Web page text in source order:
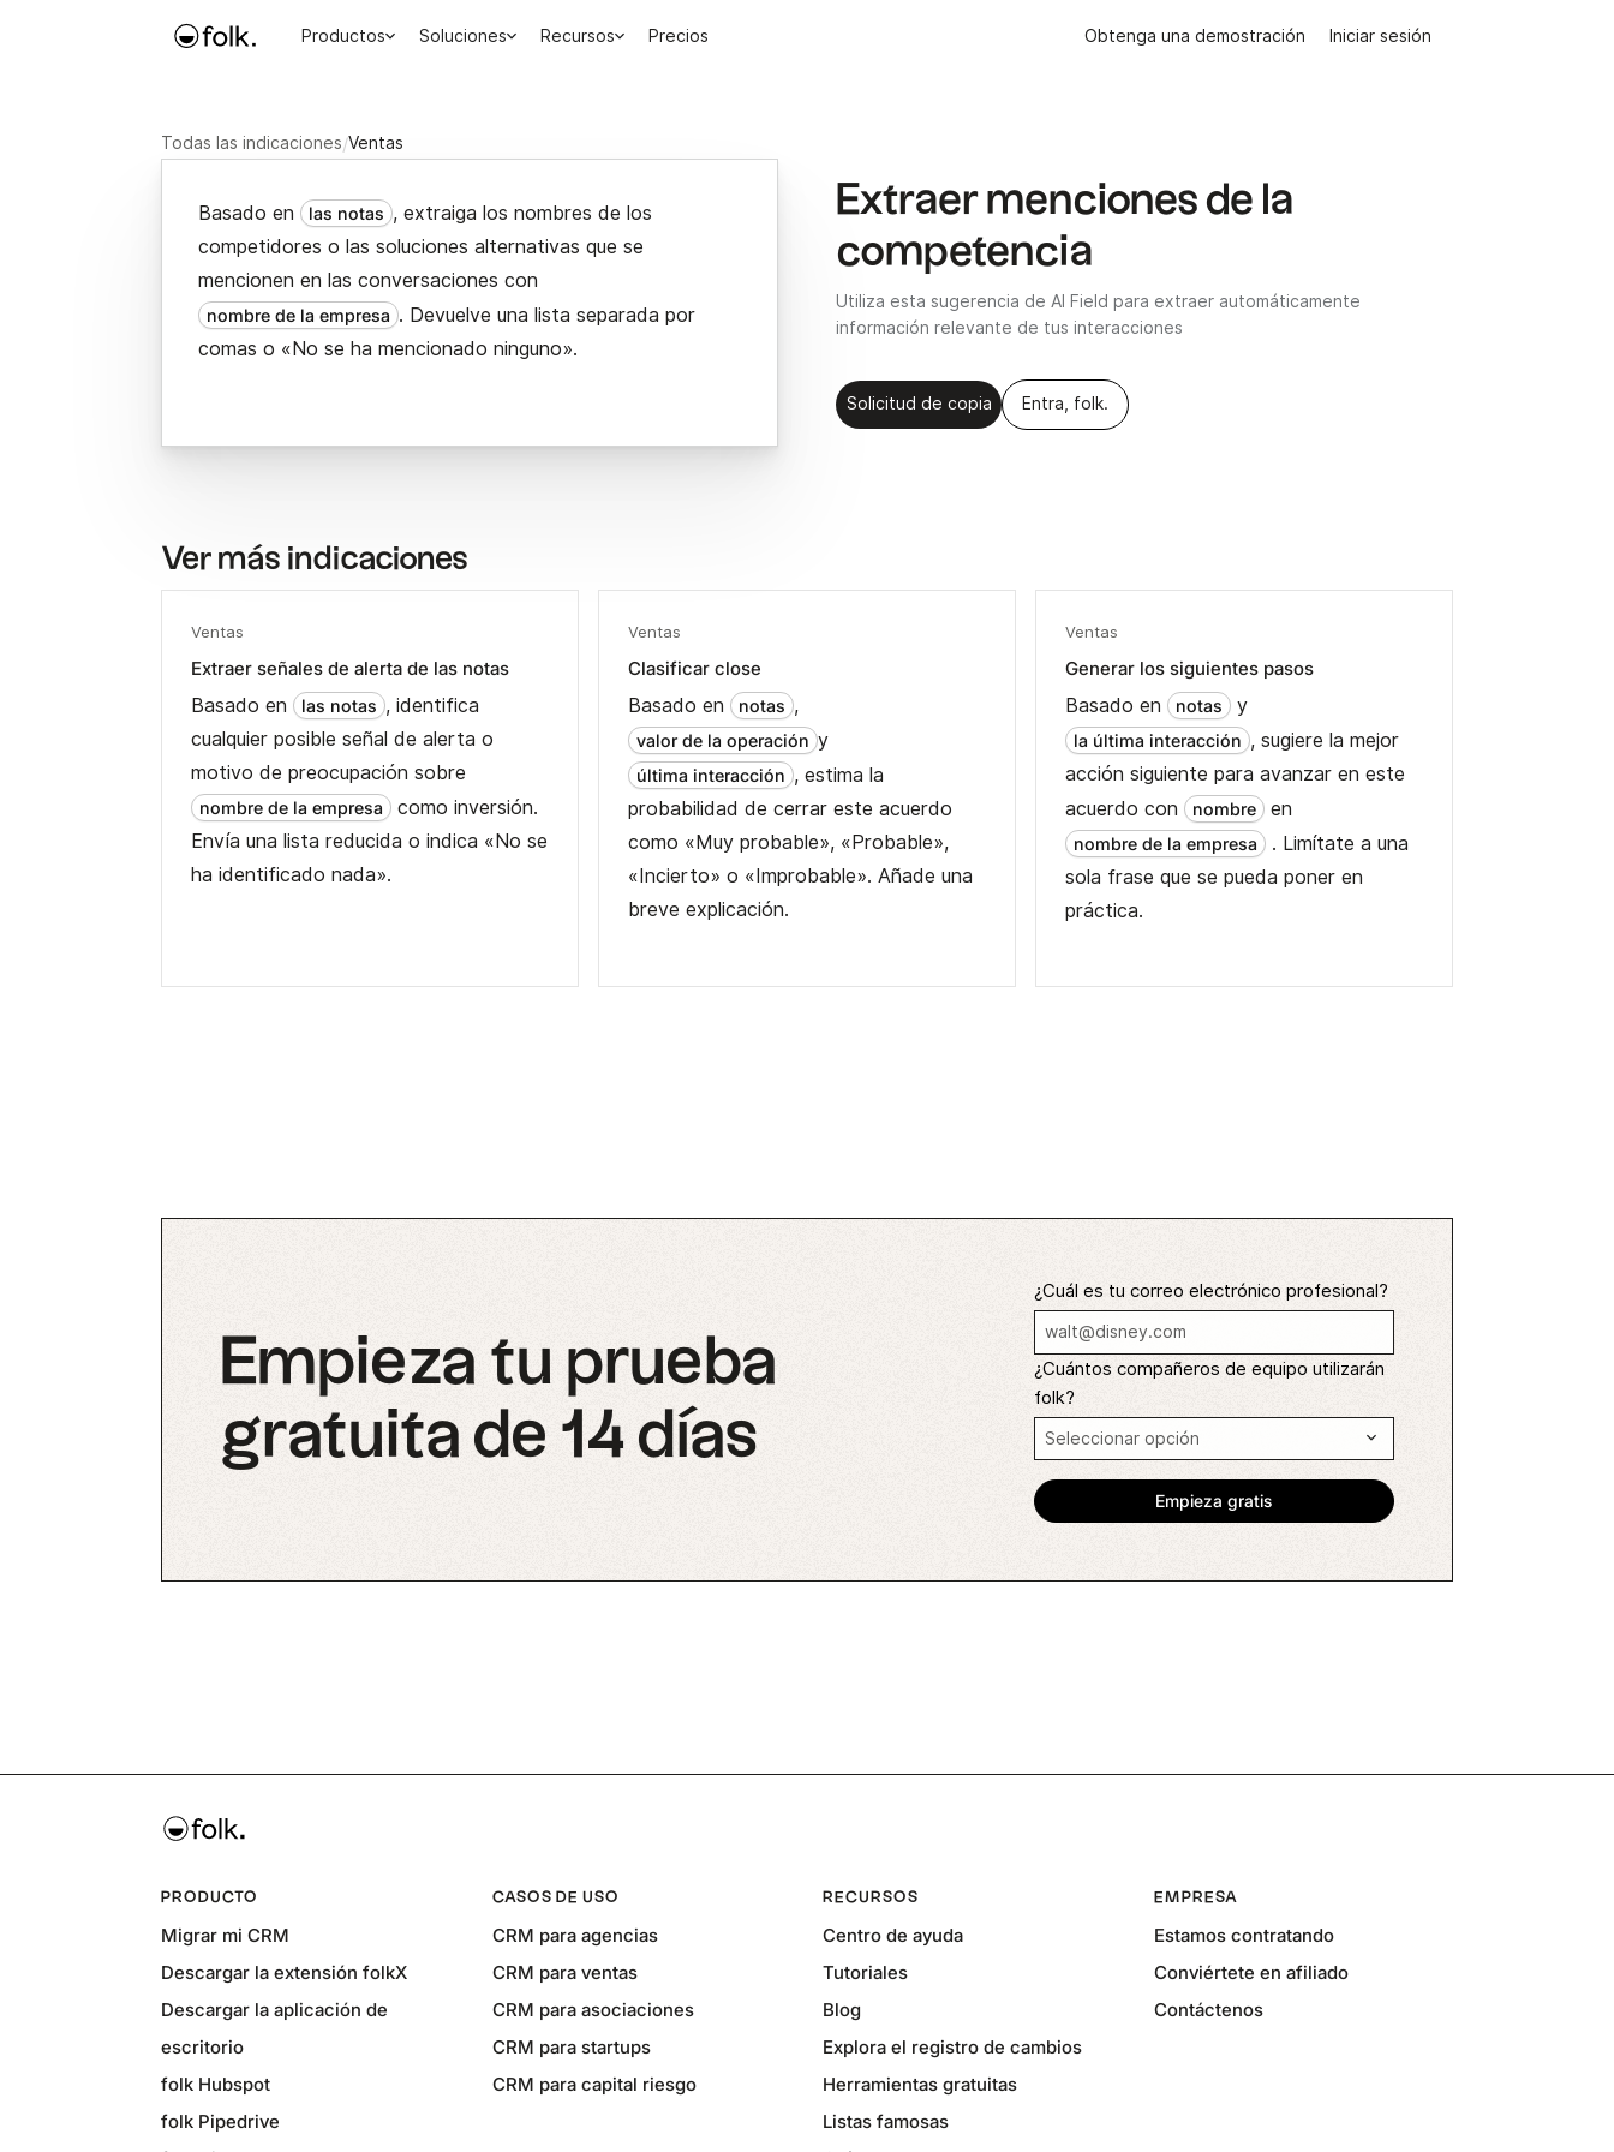
Productos Soluciones Recursos Precios Obtenga una demostración Iniciar sesión
Todas las indicaciones/Ventas
Basado en las notas , extraiga los nombres de los
competidores o las soluciones alternativas que se
mencionen en las conversaciones con
nombre de la empresa . Devuelve una lista separada por
comas o «No se ha mencionado ninguno».
Extraer menciones de la
competencia
Utiliza esta sugerencia de AI Field para extraer automáticamente
información relevante de tus interacciones
Solicitud de copia Entra, folk.
Ver más indicaciones
Ventas
Extraer señales de alerta de las notas
Basado en las notas , identifica
cualquier posible señal de alerta o
motivo de preocupación sobre
nombre de la empresa
como inversión.
Envía una lista reducida o indica «No se
ha identificado nada».
Ventas
Clasificar close
Basado en notas ,
valor de la operación y
última interacción , estima la
probabilidad de cerrar este acuerdo
como «Muy probable», «Probable»,
«Incierto» o «Improbable». Añade una
breve explicación.
Ventas
Generar los siguientes pasos
Basado en
notas y
la última interacción , sugiere la mejor
acción siguiente para avanzar en este
acuerdo con
nombre en
nombre de la empresa . Limítate a una
sola frase que se pueda poner en
práctica.
Empieza tu prueba
gratuita de 14 días
¿Cuál es tu correo electrónico profesional?
¿Cuántos compañeros de equipo utilizarán
folk?
PRODUCTO
Migrar mi CRM
Descargar la extensión folkX
Descargar la aplicación de
escritorio
folk Hubspot
folk Pipedrive
CASOS DE USO
CRM para agencias
CRM para ventas
CRM para asociaciones
CRM para startups
CRM para capital riesgo
RECURSOS
Centro de ayuda
Tutoriales
Blog
Explora el registro de cambios
Herramientas gratuitas
Listas famosas
EMPRESA
Estamos contratando
Conviértete en afiliado
Contáctenos